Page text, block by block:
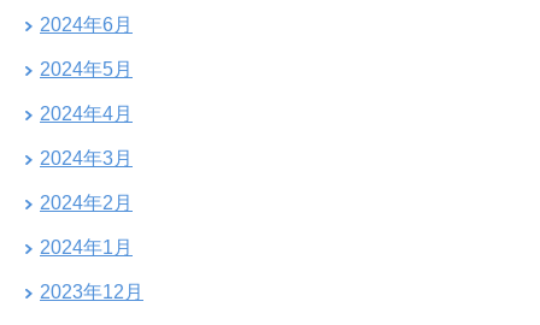
2024年6月
2024年5月
2024年4月
2024年3月
2024年2月
2024年1月
2023年12月